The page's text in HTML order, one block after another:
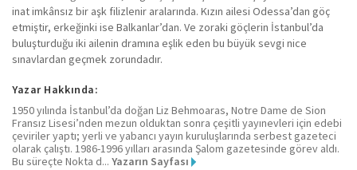
inat imkânsız bir aşk filizlenir aralarında. Kızın ailesi Odessa’dan göç
etmiştir, erkeğinki ise Balkanlar’dan. Ve zoraki göçlerin İstanbul’da
buluşturduğu iki ailenin dramına eşlik eden bu büyük sevgi nice
sınavlardan geçmek zorundadır.
Yazar Hakkında:
1950 yılında İstanbul’da doğan Liz Behmoaras, Notre Dame de Sion
Fransız Lisesi’nden mezun olduktan sonra çeşitli yayınevleri için edebi
çeviriler yaptı; yerli ve yabancı yayın kuruluşlarında serbest gazeteci
olarak çalıştı. 1986-1996 yılları arasında Şalom gazetesinde görev aldı.
Bu süreçte Nokta d... Yazarın Sayfası